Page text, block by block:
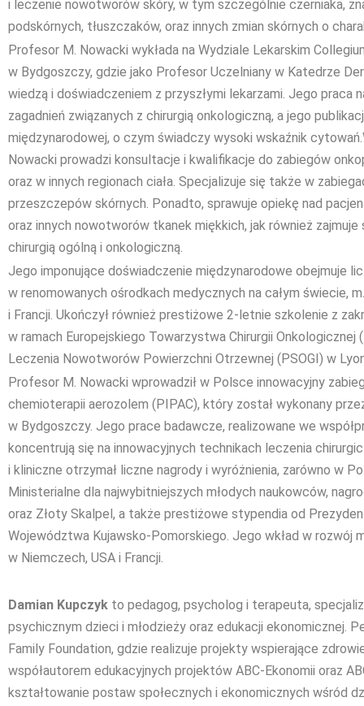
i leczenie nowotworów skóry, w tym szczególnie czerniaka,
podskórnych, tłuszczaków, oraz innych zmian skórnych o
Profesor M. Nowacki wykłada na Wydziale Lekarskim
w Bydgoszczy, gdzie jako Profesor Uczelniany w Katedrze
wiedzą i doświadczeniem z przyszłymi lekarzami. Jego praca
zagadnień związanych z chirurgią onkologiczną, a jego
międzynarodowej, o czym świadczy wysoki wskaźnik
Nowacki prowadzi konsultacje i kwalifikacje do zabiegów
oraz w innych regionach ciała. Specjalizuje się także w
przeszczepów skórnych. Ponadto, sprawuje opiekę nad
oraz innych nowotworów tkanek miękkich, jak również
chirurgią ogólną i onkologiczną.
Jego imponujące doświadczenie międzynarodowe obejmuje
w renomowanych ośrodkach medycznych na całym świecie,
i Francji. Ukończył również prestiżowe 2-letnie szkolenie z
w ramach Europejskiego Towarzystwa Chirurgii
Leczenia Nowotworów Powierzchni Otrzewnej (PSOGI) w
Profesor M. Nowacki wprowadził w Polsce innowacyjny
chemioterapii aerozolem (PIPAC), który został wykonany
w Bydgoszczy. Jego prace badawcze, realizowane we
koncentrują się na innowacyjnych technikach leczenia
i kliniczne otrzymał liczne nagrody i wyróżnienia, zarówno w
Ministerialne dla najwybitniejszych młodych naukowców,
oraz Złoty Skalpel, a także prestiżowe stypendia od
Województwa Kujawsko-Pomorskiego. Jego wkład w rozwój
w Niemczech, USA i Francji.
Damian Kupczyk to pedagog, psycholog i terapeuta,
psychicznym dzieci i młodzieży oraz edukacji ekonomicznej.
Family Foundation, gdzie realizuje projekty wspierające
współautorem edukacyjnych projektów ABC-Ekonomii oraz
kształtowanie postaw społecznych i ekonomicznych wśród